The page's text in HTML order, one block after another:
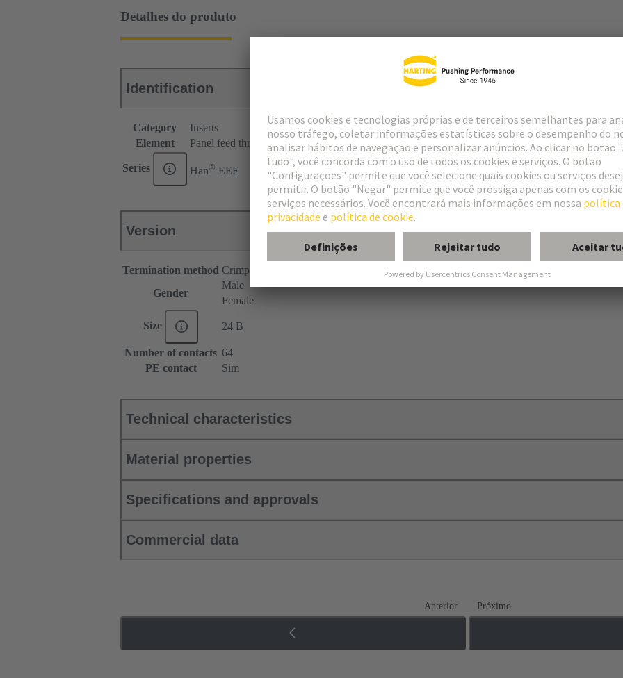
Detalhes do produto
Identification
Category
Inserts
Element
Panel feed through
Series Han® EEE
Version
Termination method Crimp termination
Gender
Male
Female
Size 24 B
Number of contacts 64
PE contact
Sim
Technical characteristics
Material properties
Specifications and approvals
Commercial data
Anterior Próximo